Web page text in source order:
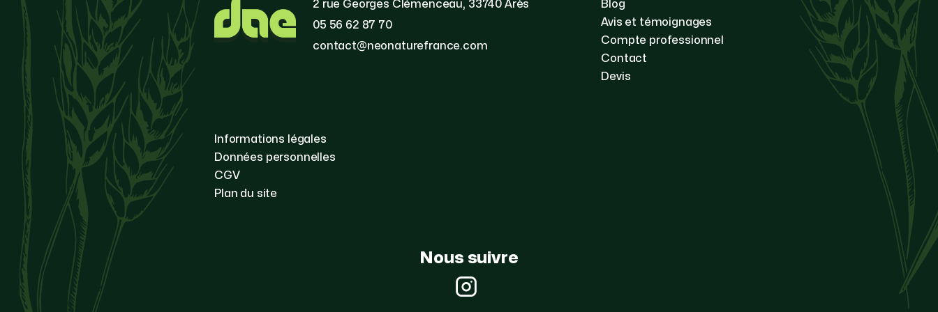
2 rue Georges Clémenceau, 33740 Arès
05 56 62 87 70
contact@neonaturefrance.com
Blog
Avis et témoignages
Compte professionnel
Contact
Devis
Informations légales
Données personnelles
CGV
Plan du site
Nous suivre
Instagram